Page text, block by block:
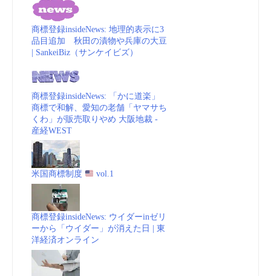
商標登録insideNews: 地理的表示に3
品目追加 秋田の漬物や兵庫の大豆
| SankeiBiz（サンケイビズ）
商標登録insideNews: 「かに道楽」
商標で和解、愛知の老舗「ヤマサち
くわ」が販売取りやめ 大阪地裁 -
産経WEST
米国商標制度 vol.1
商標登録insideNews: ウイダーinゼリ
ーから「ウイダー」が消えた日 | 東
洋経済オンライン